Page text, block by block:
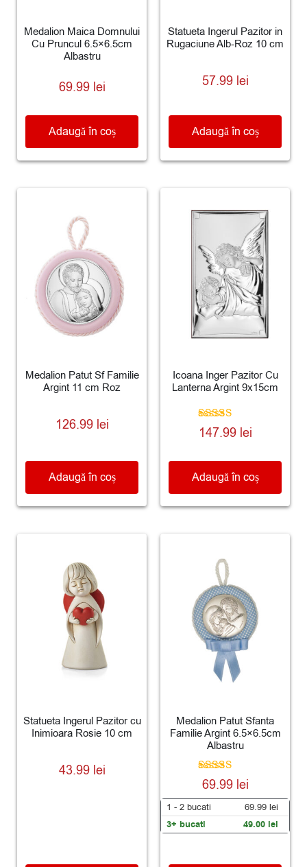
Medalion Maica Domnului
Cu Pruncul 6.5×6.5cm
Albastru
69.99 lei
Adaugă în coș
Statueta Ingerul Pazitor in
Rugaciune Alb-Roz 10 cm
57.99 lei
Adaugă în coș
Medalion Patut Sf Familie
Argint 11 cm Roz
126.99 lei
Adaugă în coș
Icoana Inger Pazitor Cu
Lanterna Argint 9x15cm
Evaluat la
5.00
147.99 lei
Adaugă în coș
Statueta Ingerul Pazitor cu
Inimioara Rosie 10 cm
43.99 lei
Medalion Patut Sfanta
Familie Argint 6.5×6.5cm
Albastru
Evaluat la
5.00
din 5
69.99 lei
1 - 2 bucati 69.99 lei
3+ bucati 49.00 lei